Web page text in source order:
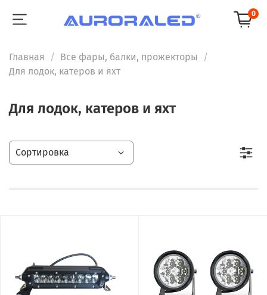
0
Главная
Все фары, балки, прожекторы
Для лодок, катеров и яхт
Для лодок, катеров и яхт